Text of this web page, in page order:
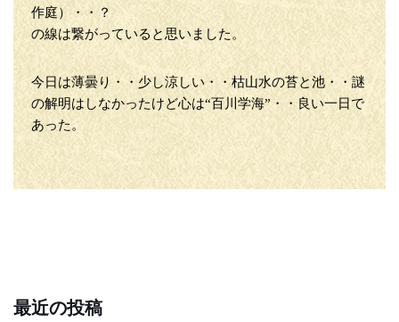
作庭）・・？
の線は繋がっていると思いました。
今日は薄曇り・・少し涼しい・・枯山水の苔と池・・謎
の解明はしなかったけど心は“百川学海”・・良い一日で
あった。
最近の投稿